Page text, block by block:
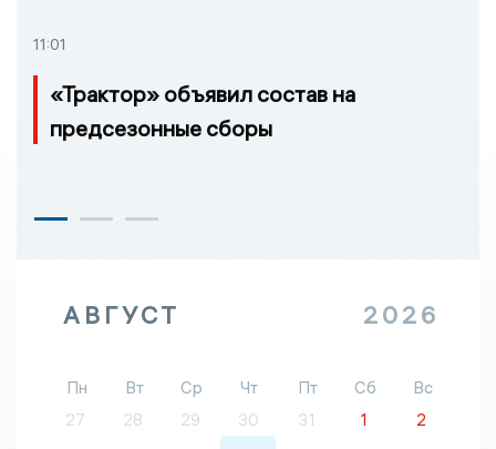
11:01
«Трактор» объявил состав на
предсезонные сборы
АВГУСТ 2026
Пн Вт Ср Чт Пт Сб
Вс
27
28 29 30 31 1
2